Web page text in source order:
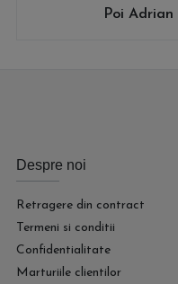
Poi Adrian
Despre noi
Retragere din contract
Termeni si conditii
Confidentialitate
Marturiile clientilor